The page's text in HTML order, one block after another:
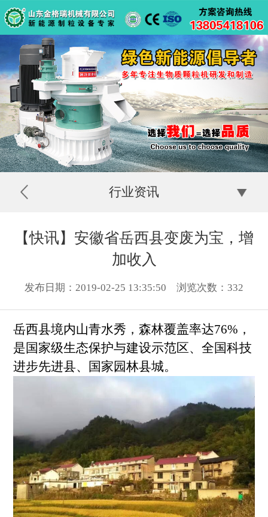
行业资讯
【快讯】安徽省岳西县变废为宝，增
加收入
发布日期：2019-02-25 13:35:50 浏览次数： 332
岳西县境内山青水秀，森林覆盖率达76%，
是国家级生态保护与建设示范区、全国科技
进步先进县、国家园林县城。